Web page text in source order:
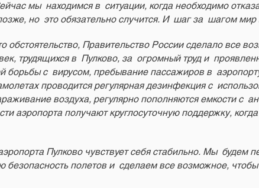
мы находимся в ситуации, когда необходимо
но это обязательно случится. И шаг за шагом
обстоятельство, Правительство России сделало все
трудящихся в Пулково, за огромный труд и
с вирусом, пребывание пассажиров в
проводится регулярная дезинфекция с
воздуха, регулярно пополняются емкости с
аэропорта получают круглосуточную поддержку,
Пулково чувствует себя стабильно. Мы будем
полетов и сделаем все возможное,